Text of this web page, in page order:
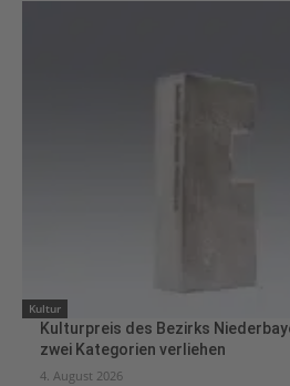
Kultur
Kulturpreis des Bezirks
zwei Kategorien verliehen
4. August 2026